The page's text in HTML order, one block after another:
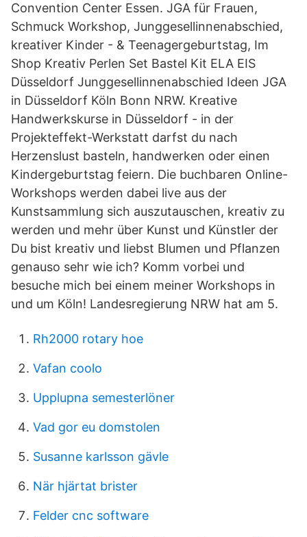
Convention Center Essen. JGA für Frauen,
Schmuck Workshop, Junggesellinnenabschied,
kreativer Kinder - & Teenagergeburtstag, Im
Shop Kreativ Perlen Set Bastel Kit ELA EIS
Düsseldorf Junggesellinnenabschied Ideen JGA
in Düsseldorf Köln Bonn NRW. Kreative
Handwerkskurse in Düsseldorf - in der
Projekteffekt-Werkstatt darfst du nach
Herzenslust basteln, handwerken oder einen
Kindergeburtstag feiern. Die buchbaren Online-
Workshops werden dabei live aus der
Kunstsammlung sich auszutauschen, kreativ zu
werden und mehr über Kunst und Künstler der
Du bist kreativ und liebst Blumen und Pflanzen
genauso sehr wie ich? Komm vorbei und
besuche mich bei einem meiner Workshops in
und um Köln! Landesregierung NRW hat am 5.
Rh2000 rotary hoe
Vafan coolo
Upplupna semesterlöner
Vad gor eu domstolen
Susanne karlsson gävle
När hjärtat brister
Felder cnc software